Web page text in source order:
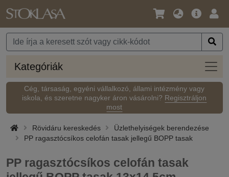
Nyelv
Pénznem
Fő
Kategóriák
Cég, társaság, egyéni vállalkozó, állami intézmény vagy
iskola, és szeretne nagyker áron vásárolni? Regisztráljon
most
Rövidáru kereskedés
Üzlethelyiségek berendezése
PP ragasztócsíkos celofán tasak jellegű BOPP tasak
PP ragasztócsíkos celofán tasak